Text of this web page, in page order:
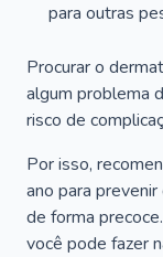
para outras
Procurar o
algum problema
risco de
Por isso,
ano para
de forma
você pode fazer